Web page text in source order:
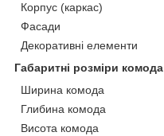
Корпус (каркас)
Фасади
Декоративні елементи
Габаритні розміри комода
Ширина комода
Глибина комода
Висота комода